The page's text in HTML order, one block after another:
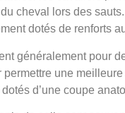
cheval lors des
dotés de renforts
généralement pour
une
d’une coupe